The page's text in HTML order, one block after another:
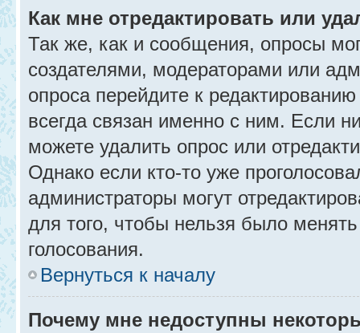
Как мне отредактировать или
Так же, как и сообщения, опросы
создателями, модераторами или
опроса перейдите к
всегда связан именно с ним. Если
можете удалить опрос или
Однако если кто-то уже
администраторы могут
для того, чтобы нельзя было
голосования.
Вернуться к началу
Почему мне недоступны